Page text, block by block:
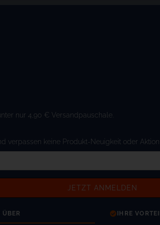
nur 4,90 € Versandpauschale.
verpassen keine Produkt-Neuigkeit oder
ÜBER IHRE